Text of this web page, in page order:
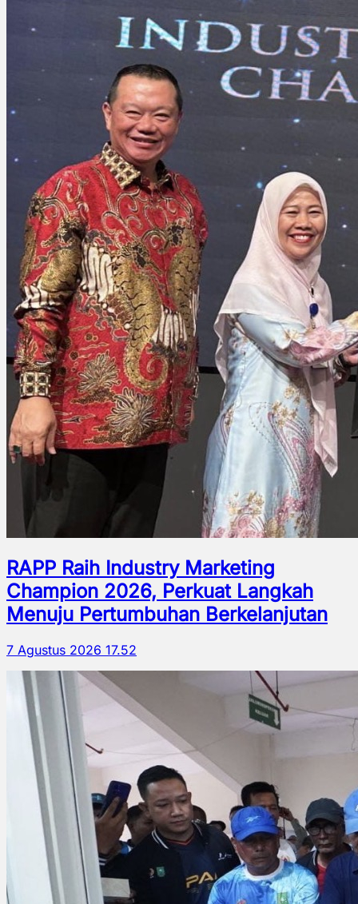
RAPP Raih Industry Marketing
Champion 2026, Perkuat Langkah
Menuju Pertumbuhan Berkelanjutan
7 Agustus 2026 17.52